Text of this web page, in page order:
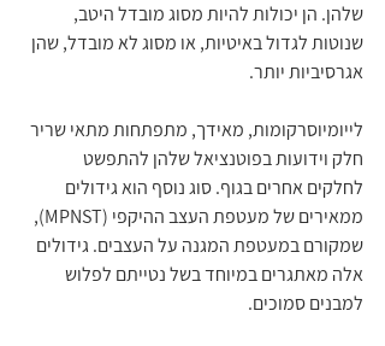
שלהן. הן יכולות להיות מסוג מובדל היטב,
שנוטות לגדול באיטיות, או מסוג לא מובדל, שהן
אגרסיביות יותר.
לייומיוסרקומות, מאידך, מתפתחות מתאי שריר
חלק וידועות בפוטנציאל שלהן להתפשט
לחלקים אחרים בגוף. סוג נוסף הוא גידולים
ממאירים של מעטפת העצב ההיקפי (MPNST),
שמקורם במעטפת המגנה על העצבים. גידולים
אלה מאתגרים במיוחד בשל נטייתם לפלוש
למבנים סמוכים.